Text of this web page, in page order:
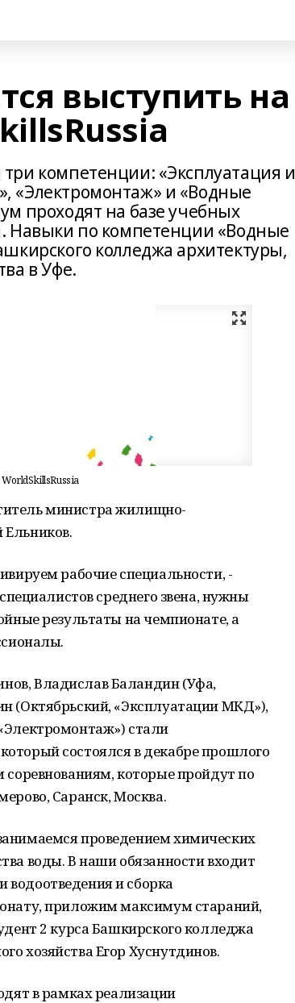
выступить на
компетенции: «Эксплуатация и
«Электромонтаж» и «Водные
проходят на базе учебных
Навыки по компетенции «Водные
колледжа архитектуры,
в Уфе.
министра жилищно-
Ельников.
рабочие специальности, -
среднего звена, нужны
результаты на чемпионате, а
Владислав Баландин (Уфа,
(Октябрьский, «Эксплуатации МКД»),
стали
состоялся в декабре прошлого
соревнованиям, которые пройдут по
Саранск, Москва.
проведением химических
воды. В наши обязанности входит
и сборка
приложим максимум стараний,
2 курса Башкирского колледжа
хозяйства Егор Хуснутдинов.
в рамках реализации